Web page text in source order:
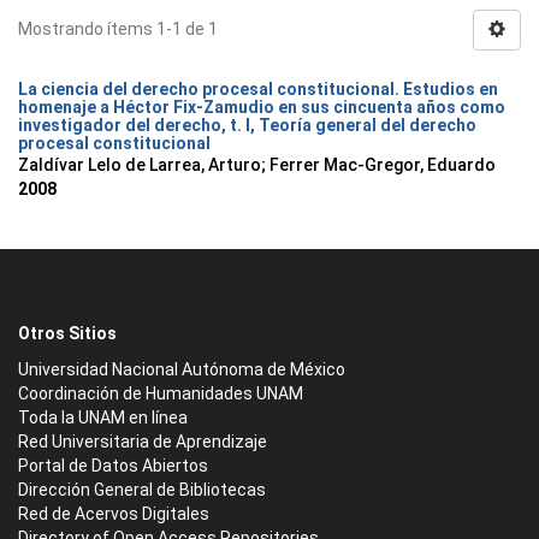
Mostrando ítems 1-1 de 1
La ciencia del derecho procesal constitucional. Estudios en
homenaje a Héctor Fix-Zamudio en sus cincuenta años como
investigador del derecho, t. I, Teoría general del derecho
procesal constitucional
Zaldívar Lelo de Larrea, Arturo; Ferrer Mac-Gregor, Eduardo
2008
Otros Sitios
Universidad Nacional Autónoma de México
Coordinación de Humanidades UNAM
Toda la UNAM en línea
Red Universitaria de Aprendizaje
Portal de Datos Abiertos
Dirección General de Bibliotecas
Red de Acervos Digitales